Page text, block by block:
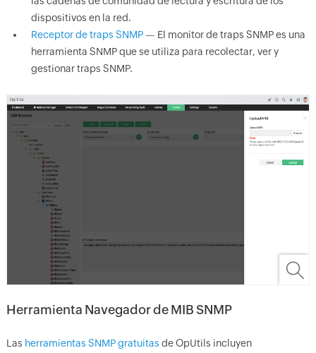
dispositivos en la red.
Receptor de traps SNMP— El monitor de traps SNMP es una
herramienta SNMP que se utiliza para recolectar, ver y
gestionar traps SNMP.
Herramienta Navegador de MIB SNMP
Las herramientas SNMP gratuitas de OpUtils incluyen